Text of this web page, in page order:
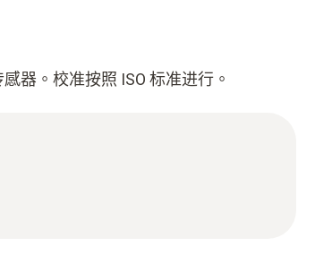
器。校准按照 ISO 标准进行。